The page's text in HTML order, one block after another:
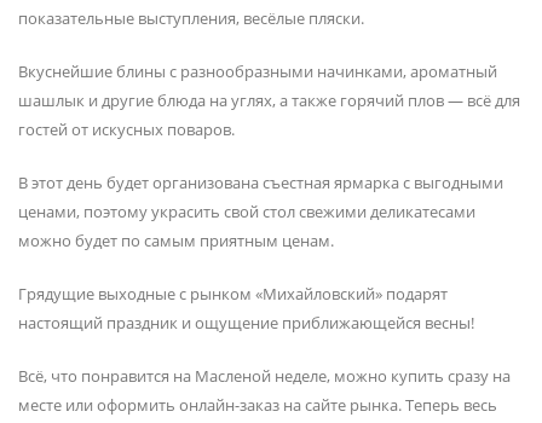
показательные выступления, весёлые пляски.
Вкуснейшие блины с разнообразными начинками, ароматный
шашлык и другие блюда на углях, а также горячий плов — всё для
гостей от искусных поваров.
В этот день будет организована съестная ярмарка с выгодными
ценами, поэтому украсить свой стол свежими деликатесами
можно будет по самым приятным ценам.
Грядущие выходные с рынком «Михайловский» подарят
настоящий праздник и ощущение приближающейся весны!
Всё, что понравится на Масленой неделе, можно купить сразу на
месте или оформить онлайн-заказ на сайте рынка. Теперь весь